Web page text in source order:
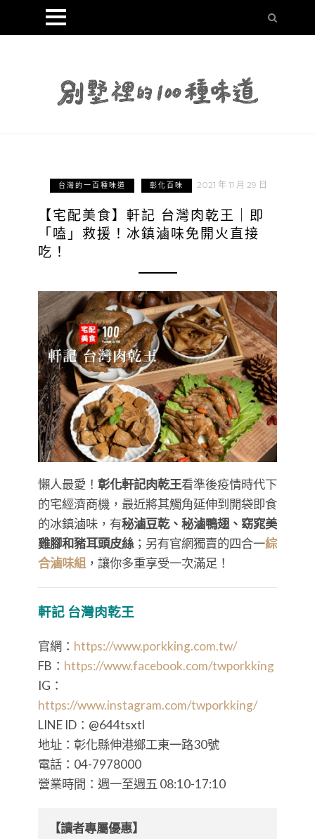
台灣的一百種味道 彰化百味 2021 年 11 月 29 日
【宅配美食】軒記 台灣肉乾王｜即
「嗑」救援！冰鎮滷味免開火直接
吃！
懶人最愛！ 彰化軒記肉乾王看準後疫情時代下
的宅經濟商機，最近將其觸角延伸到開袋即食
的冰鎮滷味，有秘滷豆乾、秘滷鴨翅、窈窕美
雞腳和豬耳頭皮絲 ；另有官網獨賣的四合一綜
合滷味組 ，讓你多重享受一次滿足！
軒記 台灣肉乾王
官網： https://www.porkking.com.tw/
FB： https://www.facebook.com/twporkking
IG：
https://www.instagram.com/twporkking/
LINE ID：@644tsxtl
地址：彰化縣伸港鄉工東一路30號
電話：04-7978000
營業時間：週一至週五 08:10-17:10
【讀者專屬優惠】